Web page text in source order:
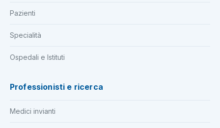
Pazienti
Specialità
Ospedali e Istituti
Professionisti e ricerca
Medici invianti